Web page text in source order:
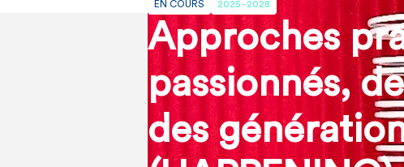
Approches
passionnés,
des
EN COURS 2025 - 2028